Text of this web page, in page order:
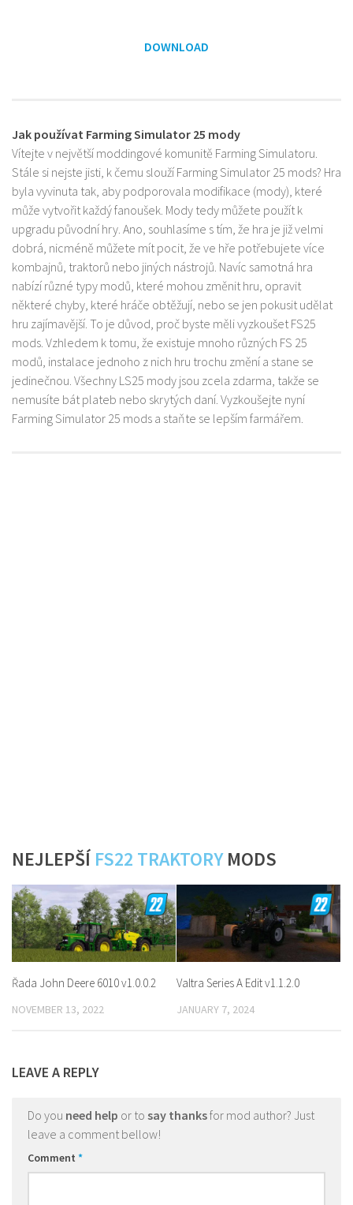
DOWNLOAD
Jak používat Farming Simulator 25 mody
Vítejte v největší moddingové komunitě Farming Simulatoru.
Stále si nejste jisti, k čemu slouží Farming Simulator 25 mods? Hra
byla vyvinuta tak, aby podporovala modifikace (mody), které
může vytvořit každý fanoušek. Mody tedy můžete použít k
upgradu původní hry. Ano, souhlasíme s tím, že hra je již velmi
dobrá, nicméně můžete mít pocit, že ve hře potřebujete více
kombajnů, traktorů nebo jiných nástrojů. Navíc samotná hra
nabízí různé typy modů, které mohou změnit hru, opravit
některé chyby, které hráče obtěžují, nebo se jen pokusit udělat
hru zajímavější. To je důvod, proč byste měli vyzkoušet FS25
mods. Vzhledem k tomu, že existuje mnoho různých FS 25
modů, instalace jednoho z nich hru trochu změní a stane se
jedinečnou. Všechny LS25 mody jsou zcela zdarma, takže se
nemusíte bát plateb nebo skrytých daní. Vyzkoušejte nyní
Farming Simulator 25 mods a staňte se lepším farmářem.
NEJLEPŠÍ FS22 TRAKTORYMODS
Řada John Deere 6010 v1.0.0.2
NOVEMBER 13, 2022
Valtra Series A Edit v1.1.2.0
JANUARY 7, 2024
LEAVE A REPLY
Do you need help or to say thanksfor mod author? Just
leave a comment bellow!
Comment *